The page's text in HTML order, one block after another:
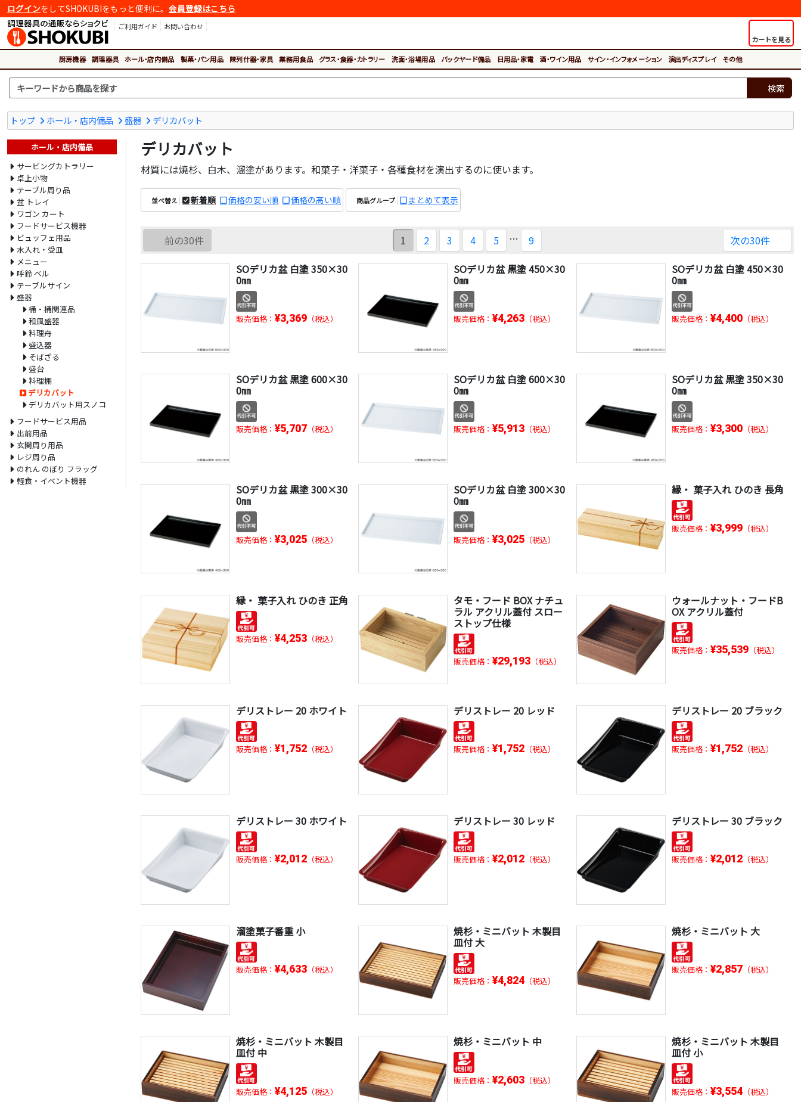
ログインをしてSHOKUBIをもっと便利に。 会員登録はこちら
ご利用ガイド
お問い合わせ
カートを見る
厨房機器 調理器具 ホール・店内備品 製菓・パン用品 陳列什器・家具 業務用食品 グラス・食器・カトラリー 洗面・浴場用品 バックヤード備品 日用品・家電 酒・ワイン用品 サイン・インフォメーション 演出ディスプレイ その他
検索
トップ ホール・店内備品 盛器 デリカバット
デリカバット
材質には焼杉、白木、溜塗があります。和菓子・洋菓子・各種食材を演出するのに使います。
並べ替え 新着順 価格の安い順 価格の高い順 商品グループ まとめて表示
前の30件 1 2 3 4 5 … 9
次の30件
SOデリカ盆 白塗 350×30
0㎜
販売価格： ¥3,369 （税込）
SOデリカ盆 黒塗 450×30
0㎜
販売価格：¥4,263 （税込）
SOデリカ盆 白塗 450×30
0㎜
販売価格： ¥4,400（税込）
SOデリカ盆 黒塗 600×30
0㎜
販売価格： ¥5,707 （税込）
SOデリカ盆 白塗 600×30
0㎜
販売価格：¥5,913 （税込）
SOデリカ盆 黒塗 350×30
0㎜
販売価格： ¥3,300（税込）
SOデリカ盆 黒塗 300×30
0㎜
販売価格： ¥3,025 （税込）
SOデリカ盆 白塗 300×30
0㎜
販売価格：¥3,025 （税込）
縁・ 菓子入れ ひのき 長角
販売価格： ¥3,999（税込）
縁・ 菓子入れ ひのき 正角
販売価格： ¥4,253 （税込）
タモ・フード BOX ナチュ
ラル アクリル蓋付 スロー
ストップ仕様
販売価格：¥29,193 （税込）
ウォールナット・フードB
OX アクリル蓋付
販売価格： ¥35,539（税込）
デリストレー 20 ホワイト
販売価格： ¥1,752 （税込）
デリストレー 20 レッド
販売価格：¥1,752 （税込）
デリストレー 20 ブラック
販売価格： ¥1,752（税込）
デリストレー 30 ホワイト
販売価格： ¥2,012 （税込）
デリストレー 30 レッド
販売価格：¥2,012 （税込）
デリストレー 30 ブラック
販売価格： ¥2,012（税込）
溜塗菓子番重 小
販売価格： ¥4,633 （税込）
焼杉・ミニバット 木製目
皿付 大
販売価格：¥4,824 （税込）
焼杉・ミニバット 大
販売価格： ¥2,857（税込）
焼杉・ミニバット 木製目
皿付 中
販売価格： ¥4,125 （税込）
焼杉・ミニバット 中
販売価格：¥2,603 （税込）
焼杉・ミニバット 木製目
皿付 小
販売価格： ¥3,554（税込）
ホール・店内備品
サービングカトラリー
卓上小物
テーブル周り品
盆 トレイ
ワゴン カート
フードサービス機器
ビュッフェ用品
水入れ・受皿
メニュー
呼鈴 ベル
テーブルサイン
盛器
桶・桶関連品
和風盛器
料理舟
盛込器
そばざる
盛台
料理棚
デリカバット
デリカバット用スノコ
フードサービス用品
出前用品
玄関周り用品
レジ周り品
のれん のぼり フラッグ
軽食・イベント機器